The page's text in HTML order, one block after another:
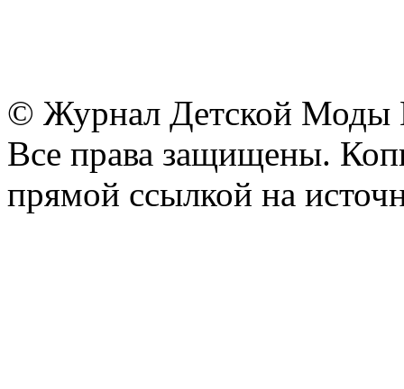
© Журнал Детской Моды
Все права защищены.
прямой ссылкой на